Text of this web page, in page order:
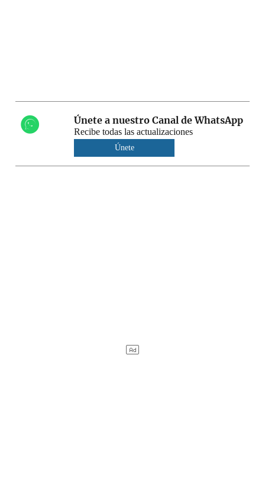
Únete a nuestro Canal de WhatsApp
Recibe todas las actualizaciones
Únete